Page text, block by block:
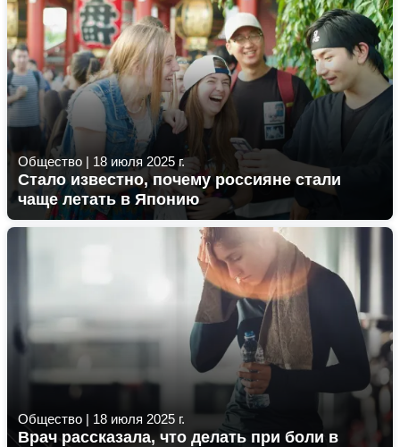
Общество | 18 июля 2025 г.
Стало известно, почему россияне стали
чаще летать в Японию
Общество | 18 июля 2025 г.
Врач рассказала, что делать при боли в